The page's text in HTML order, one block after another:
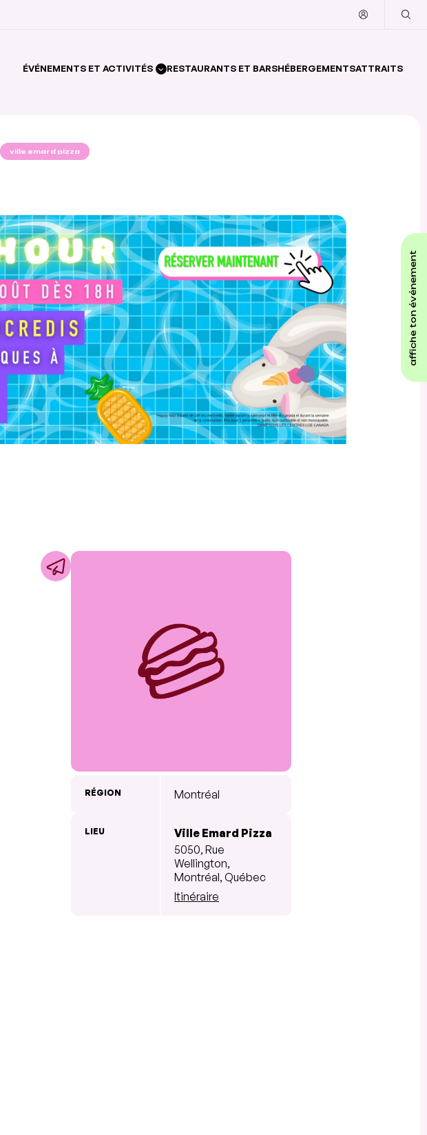
ÉVÉNEMENTS ET ACTIVITÉS RESTAURANTS ET BARSHÉBERGEMENTSATTRAITS
affiche ton événement
ville emard pizza
RÉGION Montréal
LIEU
Ville Emard Pizza
5050, Rue
Wellington,
Montréal, Québec
Itinéraire